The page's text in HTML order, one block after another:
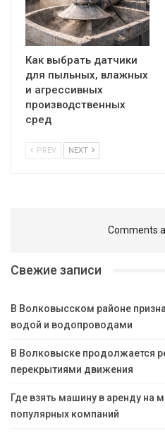
Как выбрать датчики
для пыльных, влажных
и агрессивных
производственных
сред
PREV NEXT
Comments
Свежие записи
В Волковысском районе
водой и водопроводами
В Волковыске продолжается
перекрытиями движения
Где взять машину в аренду на
популярных компаний